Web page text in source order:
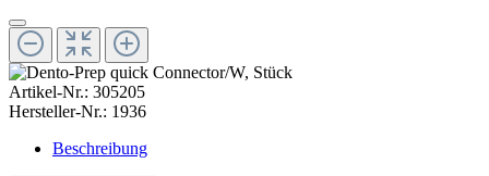
Artikel-Nr.: 305205
Hersteller-Nr.: 1936
Beschreibung